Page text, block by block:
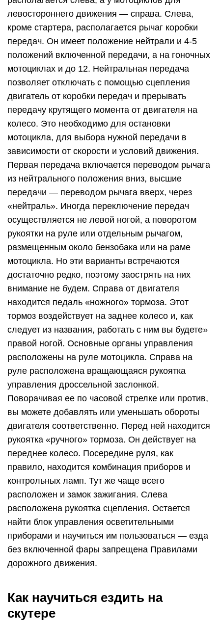
левостороннего движения — справа. Слева,
кроме стартера, располагается рычаг коробки
передач. Он имеет положение нейтрали и 4-5
положений включенной передачи, а на гоночных
мотоциклах и до 12. Нейтральная передача
позволяет отключать с помощью сцепления
двигатель от коробки передач и прерывать
передачу крутящего момента от двигателя на
колесо. Это необходимо для остановки
мотоцикла, для выбора нужной передачи в
зависимости от скорости и условий движения.
Первая передача включается переводом рычага
из нейтрального положения вниз, высшие
передачи — переводом рычага вверх, через
«нейтраль». Иногда переключение передач
осуществляется не левой ногой, а поворотом
рукоятки на руле или отдельным рычагом,
размещенным около бензобака или на раме
мотоцикла. Но эти варианты встречаются
достаточно редко, поэтому заострять на них
внимание не будем. Справа от двигателя
находится педаль «ножного» тормоза. Этот
тормоз воздействует на заднее колесо и, как
следует из названия, работать с ним вы будете»
правой ногой. Основные органы управления
расположены на руле мотоцикла. Справа на
руле расположена вращающаяся рукоятка
управления дроссельной заслонкой.
Поворачивая ее по часовой стрелке или против,
вы можете добавлять или уменьшать обороты
двигателя соответственно. Перед ней находится
рукоятка «ручного» тормоза. Он действует на
переднее колесо. Посередине руля, как
правило, находится комбинация приборов и
контрольных ламп. Тут же чаще всего
расположен и замок зажигания. Слева
расположена рукоятка сцепления. Остается
найти блок управления осветительными
приборами и научиться им пользоваться — езда
без включенной фары запрещена Правилами
дорожного движения.
Как научиться ездить на
скутере